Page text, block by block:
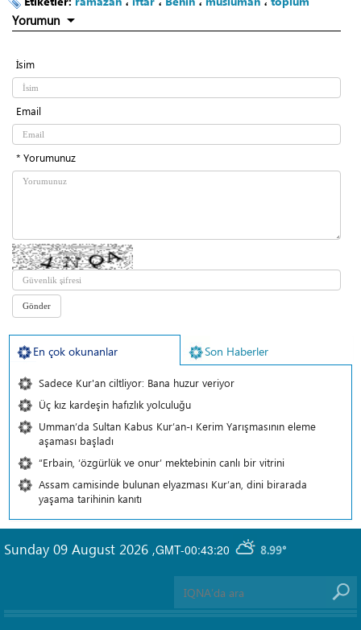
Yorumun
İsim
Email
* Yorumunuz
En çok okunanlar Son Haberler
Sadece Kur'an ciltliyor: Bana huzur veriyor
Üç kız kardeşin hafızlık yolculuğu
Umman’da Sultan Kabus Kur’an-ı Kerim Yarışmasının eleme
aşaması başladı
“Erbain, ‘özgürlük ve onur’ mektebinin canlı bir vitrini
Assam camisinde bulunan elyazması Kur’an, dini birarada
yaşama tarihinin kanıtı
GMT-00:43:20 8.99°
Sunday 09 August 2026 ,